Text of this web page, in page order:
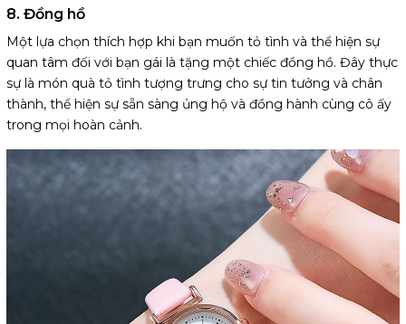
8. Đồng hồ
Một lựa chọn thích hợp khi bạn muốn tỏ tình và thể hiện sự
quan tâm đối với bạn gái là tặng một chiếc đồng hồ. Đây thực
sự là món quà tỏ tình tượng trưng cho sự tin tưởng và chân
thành, thể hiện sự sẵn sàng ủng hộ và đồng hành cùng cô ấy
trong mọi hoàn cảnh.